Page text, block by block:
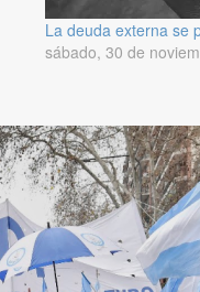
La deuda externa se
sábado, 30 de